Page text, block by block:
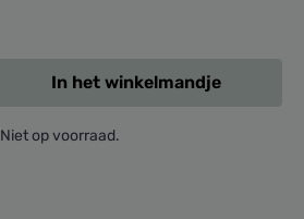
In het winkelmandje
Niet op voorraad.